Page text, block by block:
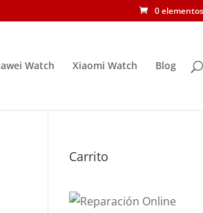
0 elementos
Watch Xiaomi Watch Blog
Carrito